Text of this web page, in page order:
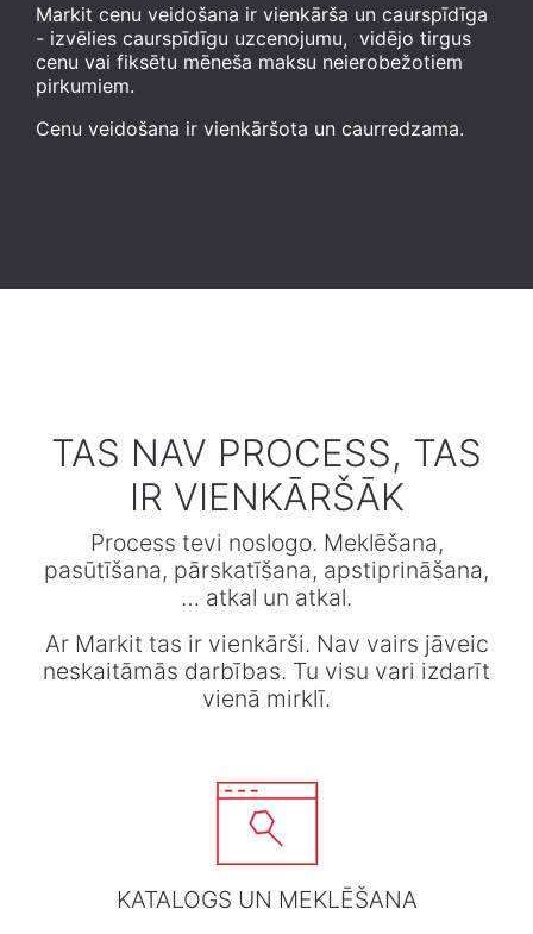
Markit cenu veidošana ir vienkārša un caurspīdīga
- izvēlies caurspīdīgu uzcenojumu, vidējo tirgus
cenu vai fiksētu mēneša maksu neierobežotiem
pirkumiem.
Cenu veidošana ir vienkāršota un caurredzama.
​TAS NAV PROCESS, TAS
IR VIENKĀRŠĀK
Process tevi noslogo. Meklēšana,
pasūtīšana, pārskatīšana, apstiprināšana,
… atkal un atkal.
Ar Markit tas ir vienkārši. Nav vairs jāveic
neskaitāmās darbības. Tu visu vari izdarīt
vienā mirklī.
KATALOGS UN MEKLĒŠANA